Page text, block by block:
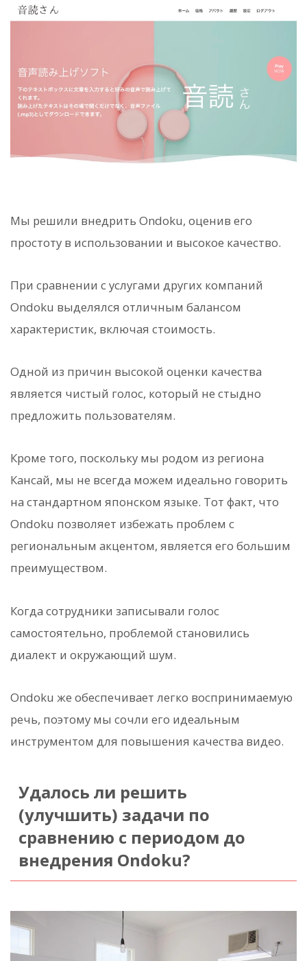
Мы решили внедрить Ondoku, оценив его
простоту в использовании и высокое качество.
При сравнении с услугами других компаний
Ondoku выделялся отличным балансом
характеристик, включая стоимость.
Одной из причин высокой оценки качества
является чистый голос, который не стыдно
предложить пользователям.
Кроме того, поскольку мы родом из региона
Кансай, мы не всегда можем идеально говорить
на стандартном японском языке. Тот факт, что
Ondoku позволяет избежать проблем с
региональным акцентом, является его большим
преимуществом.
Когда сотрудники записывали голос
самостоятельно, проблемой становились
диалект и окружающий шум.
Ondoku же обеспечивает легко воспринимаемую
речь, поэтому мы сочли его идеальным
инструментом для повышения качества видео.
Удалось ли решить
(улучшить) задачи по
сравнению с периодом до
внедрения Ondoku?